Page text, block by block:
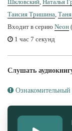
Шкловский, Наталья
Таисия Тришина,
Входит в серию Nеон
1 час 7 секунд
Слушать
Ознакомительный